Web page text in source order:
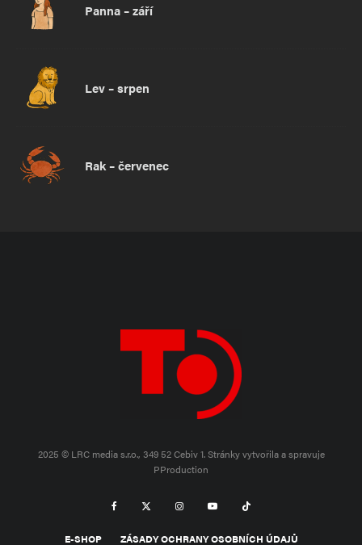
Panna – září
Lev – srpen
Rak – červenec
2025 © LRC media s.r.o., 349 52 Cebiv 1.Stránky vytvořila a spravuje
PProduction
E-SHOP ZÁSADY OCHRANY OSOBNÍCH ÚDAJŮ